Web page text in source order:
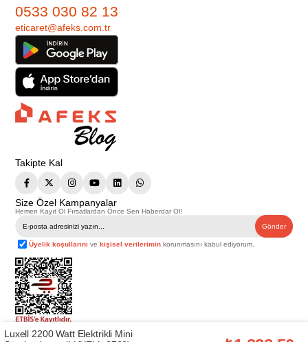
0533 030 82 13
eticaret@afeks.com.tr
Takipte Kal
Size Özel Kampanyalar
Hemen Kayıt Ol Fırsatlardan Önce Sen Haberdar Ol!
Gönder
Üyelik koşullarını vekişisel verilerimin korunmasını kabul ediyorum.
Telif Hakkı © 2026 Afeks Yapı Market . Tüm hakları saklıdır.
Luxell 2200 Watt Elektrikli Mini